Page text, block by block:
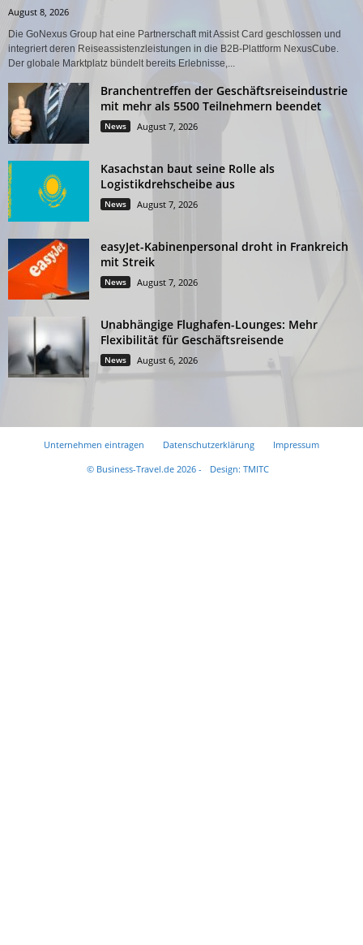
August 8, 2026
Die GoNexus Group hat eine Partnerschaft mit Assist Card geschlossen und
integriert deren Reiseassistenzleistungen in die B2B-Plattform NexusCube.
Der globale Marktplatz bündelt bereits Erlebnisse,...
Branchentreffen der Geschäftsreiseindustrie
mit mehr als 5500 Teilnehmern beendet
News August 7, 2026
Kasachstan baut seine Rolle als
Logistikdrehscheibe aus
News August 7, 2026
easyJet-Kabinenpersonal droht in Frankreich
mit Streik
News August 7, 2026
Unabhängige Flughafen-Lounges: Mehr
Flexibilität für Geschäftsreisende
News August 6, 2026
Unternehmen eintragen Datenschutzerklärung
Impressum
© Business-Travel.de 2026 -
Design: TMITC